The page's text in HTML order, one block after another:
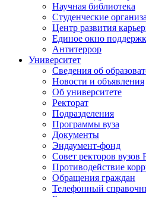
Научная библиотека
Студенческие
Центр развития
Единое окно
Антитеррор
Университет
Сведения об
Новости и объявления
Об университете
Ректорат
Подразделения
Программы вуза
Документы
Эндаумент-фонд
Совет ректоров
Противодействие
Обращения граждан
Телефонный